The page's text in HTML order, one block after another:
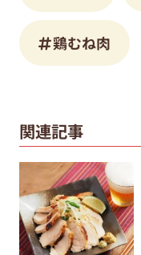
鶏むね肉
関連記事